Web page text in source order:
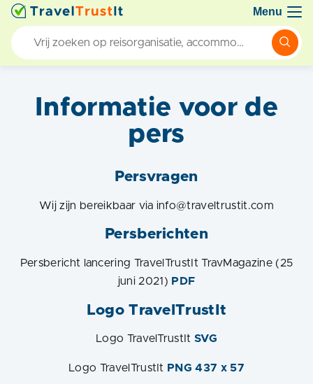
Menu
Informatie voor de
pers
Persvragen
Wij zijn bereikbaar via info@traveltrustit.com
Persberichten
Persbericht lancering TravelTrustIt TravMagazine (25
juni 2021) PDF
Logo TravelTrustIt
Logo TravelTrustItSVG
Logo TravelTrustIt PNG 437 x 57